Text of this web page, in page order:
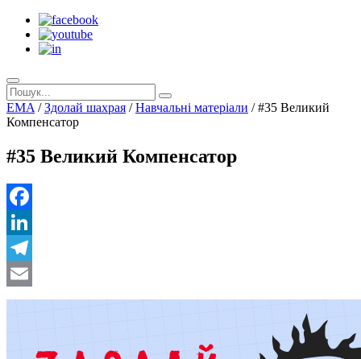
EMA /Здолай шахрая /Навчальнi матерiали /#35 Великий
Компенсатор
#35 Великий Компенсатор
Facebook
LinkedIn
Telegram
Email